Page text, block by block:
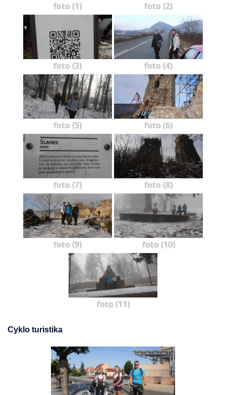
foto (1) foto (2)
foto (3) foto (4)
foto (5) foto (6)
foto (7) foto (8)
foto (9) foto (10)
foto (11)
Cyklo turistika